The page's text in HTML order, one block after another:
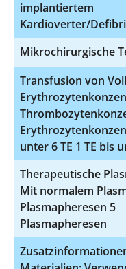
implantiertem
Kardioverter/
Mikrochirurgische
Transfusion von
unter 6 TE 1 TE bis
Therapeutische
Mit normalem
Plasmapheresen 5
Plasmapheresen